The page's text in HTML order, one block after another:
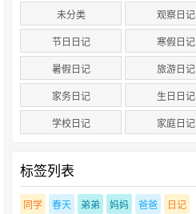
未分类
观察日记
节日日记
寒假日记
暑假日记
旅游日记
家务日记
生日日记
学校日记
家庭日记
标签列表
同学 春天 弟弟 妈妈 爸爸
日记